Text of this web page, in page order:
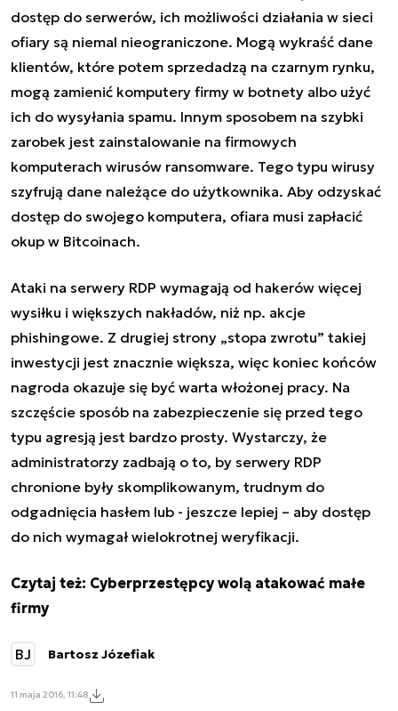
dostęp do serwerów, ich możliwości działania w sieci
ofiary są niemal nieograniczone. Mogą wykraść dane
klientów, które potem sprzedadzą na czarnym rynku,
mogą zamienić komputery firmy w botnety albo użyć
ich do wysyłania spamu. Innym sposobem na szybki
zarobek jest zainstalowanie na firmowych
komputerach wirusów ransomware. Tego typu wirusy
szyfrują dane należące do użytkownika. Aby odzyskać
dostęp do swojego komputera, ofiara musi zapłacić
okup w Bitcoinach.
Ataki na serwery RDP wymagają od hakerów więcej
wysiłku i większych nakładów, niż np. akcje
phishingowe. Z drugiej strony „stopa zwrotu” takiej
inwestycji jest znacznie większa, więc koniec końców
nagroda okazuje się być warta włożonej pracy. Na
szczęście sposób na zabezpieczenie się przed tego
typu agresją jest bardzo prosty. Wystarczy, że
administratorzy zadbają o to, by serwery RDP
chronione były skomplikowanym, trudnym do
odgadnięcia hasłem lub - jeszcze lepiej – aby dostęp
do nich wymagał wielokrotnej weryfikacji.
Czytaj też: Cyberprzestępcy wolą atakować małe
firmy
BJ Bartosz Józefiak
11 maja 2016, 11:48